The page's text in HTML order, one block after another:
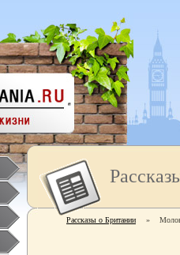
Рассказы о Британии »